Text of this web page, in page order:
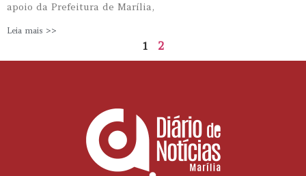
apoio da Prefeitura de Marília,
Leia mais >>
1 2